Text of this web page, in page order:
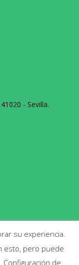
- Sevilla.
reservados.
su experiencia.
esto, pero puede
Configuración de